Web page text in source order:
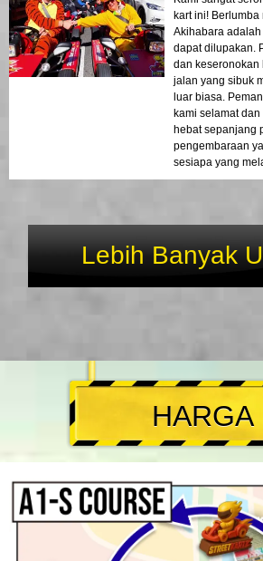
kart ini!
Akihabara
dapat dilupakan.
dan
jalan yang sibuk
luar biasa.
kami selamat
hebat sepanjang
pengembaraan
sesiapa yang
Lebih Banyak
HARGA